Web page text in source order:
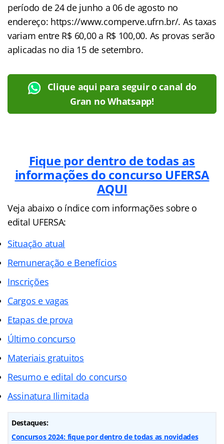
período de 24 de junho a 06 de agosto no
endereço: https://www.comperve.ufrn.br/. As taxas
variam entre R$ 60,00 a R$ 100,00. As provas serão
aplicadas no dia 15 de setembro.
Clique aqui para seguir o canal do
Gran no Whatsapp!
Fique por dentro de todas as
informações do concurso UFERSA
AQUI
Veja abaixo o índicecom informações sobre o
edital UFERSA:
Situação atual
Remuneração e Benefícios
Inscrições
Cargos e vagas
Etapas de prova
Último concurso
Materiais gratuitos
Resumo e edital do concurso
Assinatura Ilimitada
Destaques:
Concursos 2024: fique por dentro de todas as novidades